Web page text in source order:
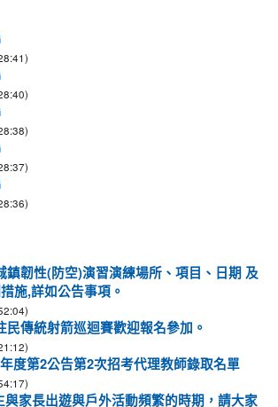
鎮韌性(防空)演習演練場所、項目、日期 及
施,詳如公告事項。
民傳統射箭巡迴賽歡迎報名參加。
度第2公告第2次招考代理教師錄取名單
與家長出遊與戶外活動頻繁的時期，請大家